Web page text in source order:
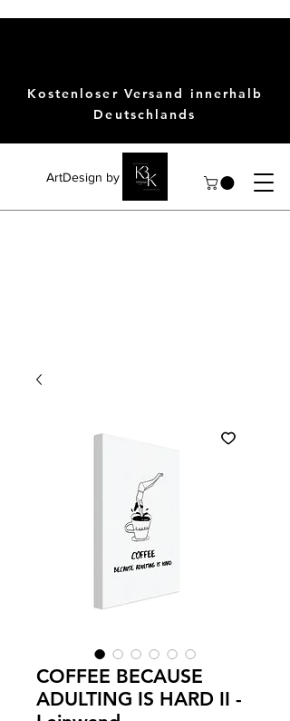
ArtDesign by KBK
Kostenloser Versand innerhalb
Deutschlands
COFFEE BECAUSE
ADULTING IS HARD II -